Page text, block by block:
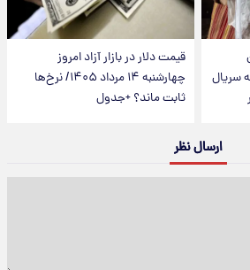
سریال
قیمت دلار در بازار آزاد امروز
چهارشنبه ۱۴ مرداد ۱۴۰۵/ نرخ‌ها
ثابت ماند؟ +جدول
ارسال نظر